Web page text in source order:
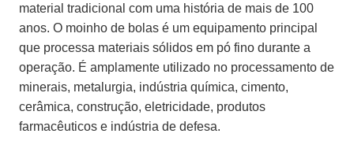
material tradicional com uma história de mais de 100
anos. O moinho de bolas é um equipamento principal
que processa materiais sólidos em pó fino durante a
operação. É amplamente utilizado no processamento de
minerais, metalurgia, indústria química, cimento,
cerâmica, construção, eletricidade, produtos
farmacêuticos e indústria de defesa.